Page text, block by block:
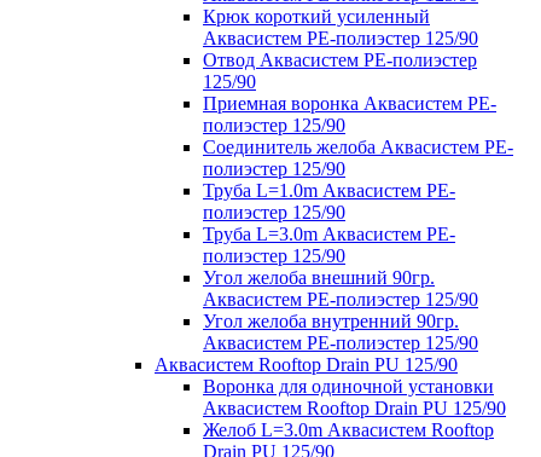
Крюк короткий усиленный
Аквасистем PE-полиэстер 125/90
Отвод Аквасистем РЕ-полиэстер
125/90
Приемная воронка Аквасистем PE-
полиэстер 125/90
Соединитель желоба Аквасистем PE-
полиэстер 125/90
Труба L=1.0m Аквасистем PE-
полиэстер 125/90
Труба L=3.0m Аквасистем PE-
полиэстер 125/90
Угол желоба внешний 90гр.
Аквасистем PE-полиэстер 125/90
Угол желоба внутренний 90гр.
Аквасистем PE-полиэстер 125/90
Аквасистем Rooftop Drain PU 125/90
Воронка для одиночной установки
Аквасистем Rooftop Drain PU 125/90
Желоб L=3.0m Аквасистем Rooftop
Drain PU 125/90